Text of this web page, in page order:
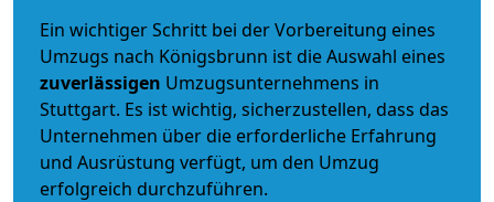
Ein wichtiger Schritt bei der Vorbereitung eines
Umzugs nach Königsbrunn ist die Auswahl eines
zuverlässigen Umzugsunternehmens in
Stuttgart. Es ist wichtig, sicherzustellen, dass das
Unternehmen über die erforderliche Erfahrung
und Ausrüstung verfügt, um den Umzug
erfolgreich durchzuführen.